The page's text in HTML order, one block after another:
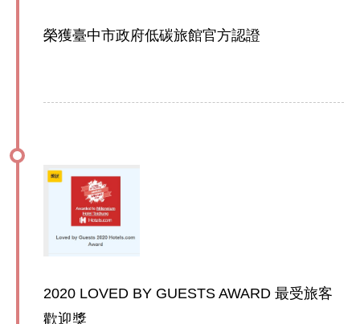
榮獲臺中市政府低碳旅館官方認證
2020 LOVED BY GUESTS AWARD 最受旅客
歡迎獎